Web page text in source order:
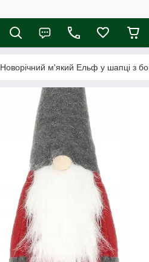
Новорічний м'який Ельф у шапці з